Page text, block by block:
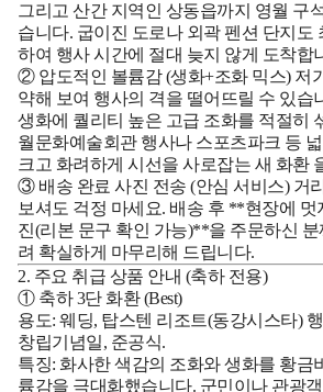
그리고 산간 지역인 상동읍까지 영월 구
습니다. 굽이진 도로나 외곽 펜션 단지도
하여 행사 시간에 절대 늦지 않게 도착합
② 압도적인 볼륨감 (생화+조화 믹스) 저
약해 보여 행사의 격을 떨어뜨릴 수 있습
생화에 퀄리티 높은 고급 조화를 적절히
월문화예술회관 행사나 스포츠파크 등
크고 화려하게 시선을 사로잡는 새 화환
③ 배송 완료 사진 전송 (안심 서비스) 거
보셔도 걱정 마세요. 배송 후 **현장에
진(리본 문구 확인 가능)**을 주문하신
려 확실하게 마무리해 드립니다.
2. 주요 취급 상품 안내 (축하 전용)
① 축하 3단 화환 (Best)
용도:웨딩, 탑스텐 리조트(동강시스타)
창립기념일, 준공식.
특징: 화사한 색감의 조화와 생화를 황금
륨감을 극대화했습니다. 군민이나 관광